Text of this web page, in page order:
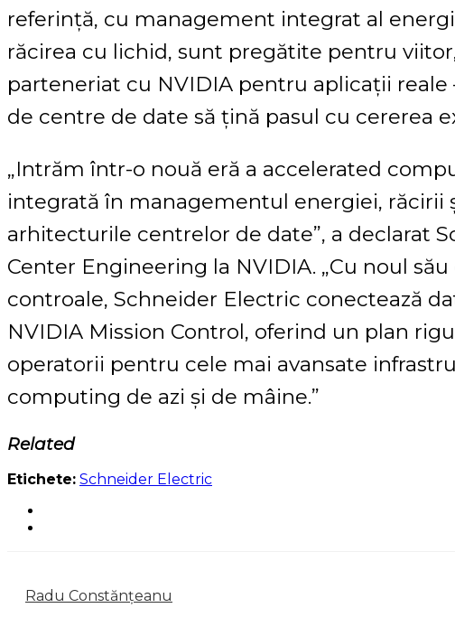
referință, cu management integrat al
răcirea cu lichid, sunt pregătite pentru
parteneriat cu NVIDIA pentru aplicații
de centre de date să țină pasul cu cererea
„Intrăm într-o nouă eră a accelerated
integrată în managementul energiei, răcirii
arhitecturile centrelor de date”, a declarat
Center Engineering la NVIDIA. „Cu noul
controale, Schneider Electric conectează
NVIDIA Mission Control, oferind un plan
operatorii pentru cele mai avansate
computing de azi și de mâine.”
Related
Etichete: Schneider Electric
Radu Constănțeanu